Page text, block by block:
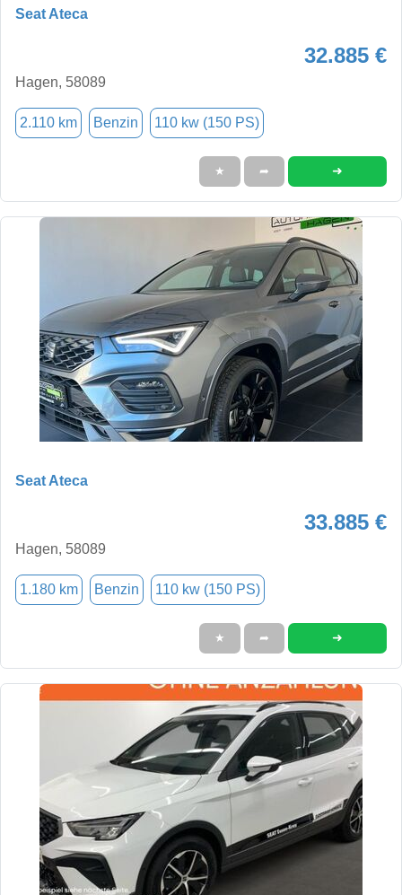
Seat Ateca
32.885 €
Hagen, 58089
2.110 km Benzin 110 kw (150 PS)
★ ➦ ➜
Seat Ateca
33.885 €
Hagen, 58089
1.180 km Benzin 110 kw (150 PS)
★ ➦ ➜